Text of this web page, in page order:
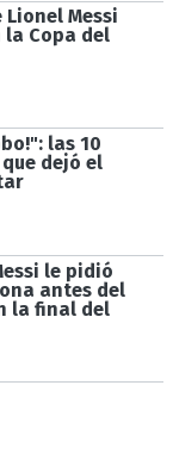
Messi
la Copa del
las 10
dejó el
le pidió
antes del
la final del